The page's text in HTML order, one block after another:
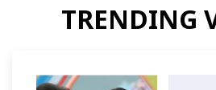
TRENDING